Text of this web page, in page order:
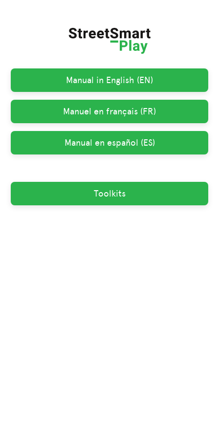
Manual in English (EN)
Manuel en français (FR)
Manual en español (ES)
Toolkits